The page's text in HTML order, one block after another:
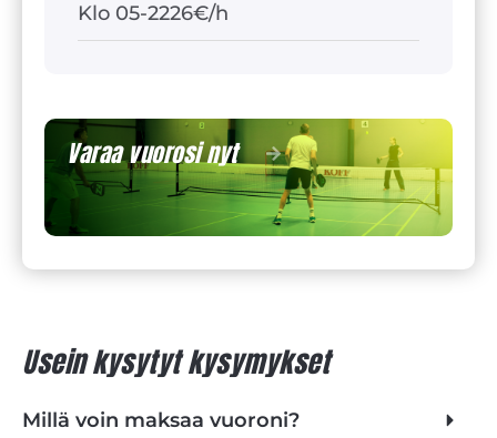
Klo 05-2226€/h
Varaa vuorosi nyt
Usein kysytyt kysymykset
Millä voin maksaa vuoroni?